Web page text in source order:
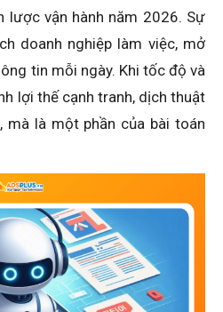
lược vận hành năm 2026. Sự
doanh nghiệp làm việc, mở
tin mỗi ngày. Khi tốc độ và
lợi thế cạnh tranh, dịch thuật
mà là một phần của bài toán